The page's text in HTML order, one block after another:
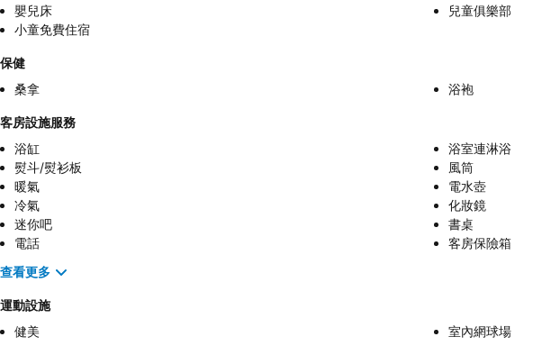
嬰兒床
兒童俱樂部
小童免費住宿
保健
桑拿
浴袍
客房設施服務
浴缸
浴室連淋浴
熨斗/熨衫板
風筒
暖氣
電水壺
冷氣
化妝鏡
迷你吧
書桌
電話
客房保險箱
查看更多
運動設施
健美
室內網球場